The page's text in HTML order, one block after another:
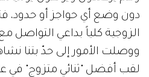
دون وضع أي حواجز أو حدود،
الزوجية كلياً بداعي التواصل
ووصلت الأمور إلى حدّ بتنا
لقب أفضل "ثنائي متزوج" في